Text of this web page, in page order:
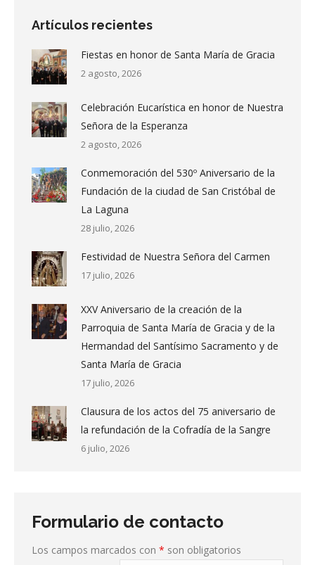
Artículos recientes
Fiestas en honor de Santa María de Gracia
2 agosto, 2026
Celebración Eucarística en honor de Nuestra
Señora de la Esperanza
2 agosto, 2026
Conmemoración del 530º Aniversario de la
Fundación de la ciudad de San Cristóbal de
La Laguna
28 julio, 2026
Festividad de Nuestra Señora del Carmen
17 julio, 2026
XXV Aniversario de la creación de la
Parroquia de Santa María de Gracia y de la
Hermandad del Santísimo Sacramento y de
Santa María de Gracia
17 julio, 2026
Clausura de los actos del 75 aniversario de
la refundación de la Cofradía de la Sangre
6 julio, 2026
Formulario de contacto
Los campos marcados con * son obligatorios